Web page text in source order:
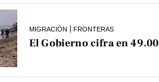
MIGRACIÓN FRONTERAS
El Gobierno cifra en